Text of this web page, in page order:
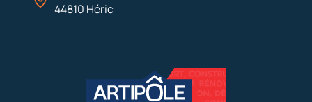
44810 Héric